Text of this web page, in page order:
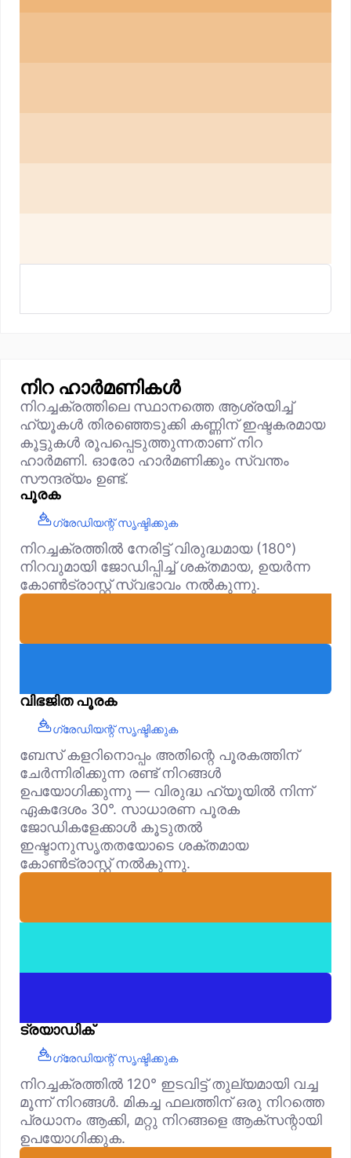
നിറ ഹാർമണികൾ
നിറച്ചക്രത്തിലെ സ്ഥാനത്തെ ആശ്രയിച്ച്
ഹ്യൂകൾ തിരഞ്ഞെടുക്കി കണ്ണിന് ഇഷ്ടകരമായ
കൂട്ടുകൾ രൂപപ്പെടുത്തുന്നതാണ് നിറ
ഹാർമണി. ഓരോ ഹാർമണിക്കും സ്വന്തം
സൗന്ദര്യം ഉണ്ട്.
പൂരക
ഗ്രേഡിയന്റ് സൃഷ്ടിക്കുക
നിറച്ചക്രത്തിൽ നേരിട്ട് വിരുദ്ധമായ (180°)
നിറവുമായി ജോഡിപ്പിച്ച് ശക്തമായ, ഉയർന്ന
കോൺട്രാസ്റ്റ് സ്വഭാവം നൽകുന്നു.
വിഭജിത പൂരക
ഗ്രേഡിയന്റ് സൃഷ്ടിക്കുക
ബേസ് കളറിനൊപ്പം അതിന്റെ പൂരകത്തിന്
ചേർന്നിരിക്കുന്ന രണ്ട് നിറങ്ങൾ
ഉപയോഗിക്കുന്നു — വിരുദ്ധ ഹ്യൂയിൽ നിന്ന്
ഏകദേശം 30°. സാധാരണ പൂരക
ജോഡികളേക്കാൾ കൂടുതൽ
ഇഷ്ടാനുസൃതതയോടെ ശക്തമായ
കോൺട്രാസ്റ്റ് നൽകുന്നു.
ട്രയാഡിക്
ഗ്രേഡിയന്റ് സൃഷ്ടിക്കുക
നിറച്ചക്രത്തിൽ 120° ഇടവിട്ട് തുല്യമായി വച്ച
മൂന്ന് നിറങ്ങൾ. മികച്ച ഫലത്തിന് ഒരു നിറത്തെ
പ്രധാനം ആക്കി, മറ്റു നിറങ്ങളെ ആക്‌സന്റായി
ഉപയോഗിക്കുക.